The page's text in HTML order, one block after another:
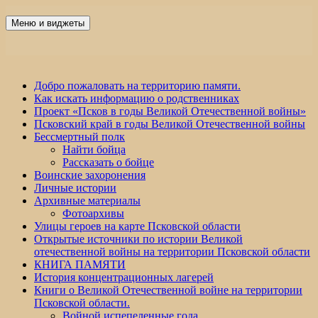
Победа 60
Меню и виджеты
Добро пожаловать на территорию памяти.
Как искать информацию о родственниках
Проект «Псков в годы Великой Отечественной войны»
Псковский край в годы Великой Отечественной войны
Бессмертный полк
Найти бойца
Рассказать о бойце
Воинские захоронения
Личные истории
Архивные материалы
Фотоархивы
Улицы героев на карте Псковской области
Открытые источники по истории Великой
отечественной войны на территории Псковской области
КНИГА ПАМЯТИ
История концентрационных лагерей
Книги о Великой Отечественной войне на территории
Псковской области.
Войной испепеленные года